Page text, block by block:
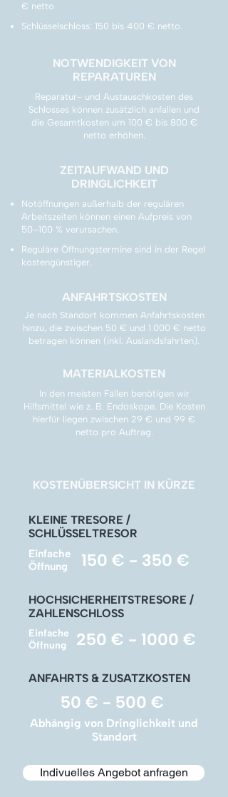
€ netto
Schlüsselschloss: 150 bis 400 € netto.
NOTWENDIGKEIT VON
REPARATUREN
Reparatur- und Austauschkosten des
Schlosses können zusätzlich anfallen und
die Gesamtkosten um 100 € bis 800 €
netto erhöhen.
ZEITAUFWAND UND
DRINGLICHKEIT
Notöffnungen außerhalb der regulären
Arbeitszeiten können einen Aufpreis von
50–100 % verursachen.
Reguläre Öffnungstermine sind in der Regel
kostengünstiger.
ANFAHRTSKOSTEN
Je nach Standort kommen Anfahrtskosten
hinzu, die zwischen 50 € und 1.000 € netto
betragen können (inkl. Auslandsfahrten).
MATERIALKOSTEN
In den meisten Fällen benötigen wir
Hilfsmittel wie z. B. Endoskope. Die Kosten
hierfür liegen zwischen 29 € und 99 €
netto pro Auftrag.
KOSTENÜBERSICHT IN KÜRZE
KLEINE TRESORE /
SCHLÜSSELTRESOR
Einfache
Öffnung
150 € - 350 €
HOCHSICHERHEITSTRESORE /
ZAHLENSCHLOSS
Einfache
Öffnung
250 € - 1000 €
ANFAHRTS & ZUSATZKOSTEN
50 € - 500 €
Abhängig von Dringlichkeit und
Standort
Indivuelles Angebot anfragen